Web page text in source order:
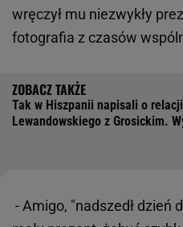
wręczył mu niezwykły
fotografia z czasów
Tak w Hiszpanii napisali o relacji
Lewandowskiego z Grosickim.
- Amigo, "nadszedł dzień